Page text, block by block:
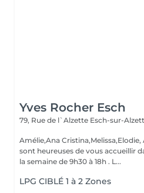
Yves Rocher Esch
79, Rue de l`Alzette Esch-sur-
Amélie,Ana
sont heureuses de vous accueillir
la semaine de 9h30 à 18h . L...
LPG CIBLÉ 1 à 2 Zones